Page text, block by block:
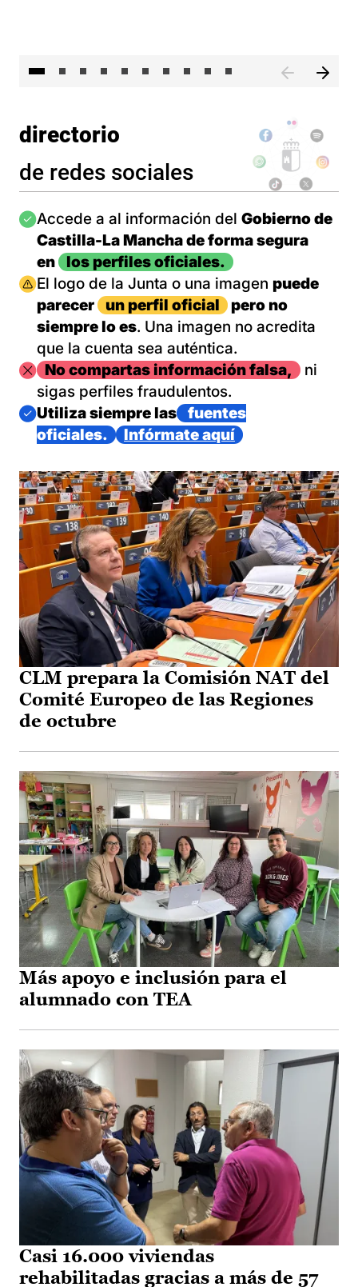
directorio
de redes sociales
Imagen
Accede a al información del Gobierno de
Castilla-La Mancha de forma segura
en
los perfiles oficiales.
Imagen
El logo de la Junta o una imagen puede
parecer
un perfil oficial
pero no
siempre lo es. Una imagen no acredita
que la cuenta sea auténtica.
ImagenNo compartas información falsa,
ni
sigas perfiles fraudulentos.
Imagen
Utiliza siempre las
fuentes
oficiales.
Infórmate aquí
CLM prepara la Comisión NAT del
Comité Europeo de las Regiones
de octubre
Más apoyo e inclusión para el
alumnado con TEA
Casi 16.000 viviendas
rehabilitadas gracias a más de 57